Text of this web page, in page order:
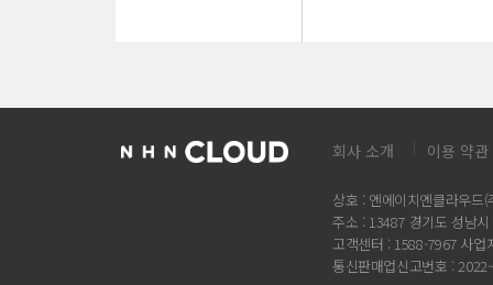
회사 소개 이용 약관
상호 : 엔에이치엔클라우드
주소 : 13487 경기도 성남
고객센터 : 1588-7967 사
통신판매업신고번호 :